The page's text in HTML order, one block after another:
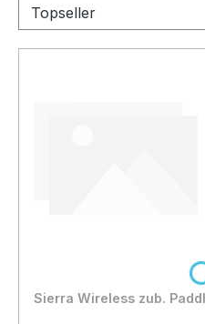
Sierra Wireless zub.